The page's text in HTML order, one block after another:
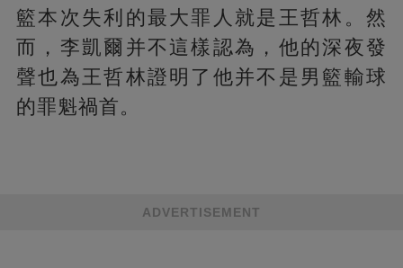
籃本次失利的最大罪人就是王哲林。然
而，李凱爾并不這樣認為，他的深夜發
聲也為王哲林證明了他并不是男籃輸球
的罪魁禍首。
ADVERTISEMENT